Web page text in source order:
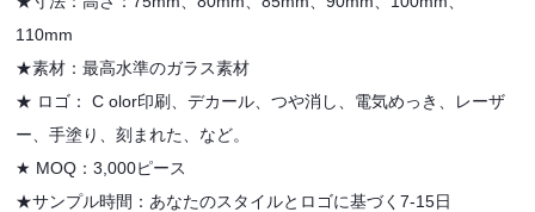
110mm
★素材：最高水準のガラス素材
★ ロゴ： C olor印刷、デカール、つや消し、電気めっき、レーザ
ー、手塗り、刻まれた、など。
★ MOQ：3,000ピース
★サンプル時間：あなたのスタイルとロゴに基づく7-15日